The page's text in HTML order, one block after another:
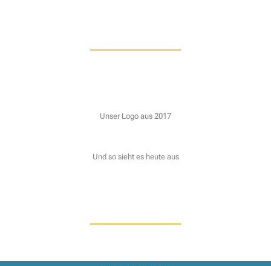
Unser Logo aus 2017
Und so sieht es heute aus